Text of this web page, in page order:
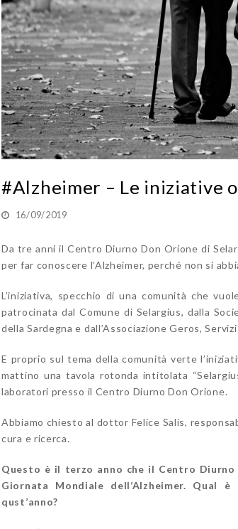
#Alzheimer – Le iniziative
16/09/2019
Da tre anni il Centro Diurno Don Orione di
per far conoscere l’Alzheimer, perché non si
L’iniziativa, specchio di una comunità che
patrocinata dal Comune di Selargius, dalla
della Sardegna e dall’Associazione Geros,
E proprio sul tema della comunità verte
mattino una tavola rotonda intitolata
laboratori presso il Centro Diurno Don Orione.
Abbiamo chiesto al dottor Felice Salis,
cura e ricerca.
Questo è il terzo anno che il Centro
Giornata Mondiale dell’Alzheimer.
qust’anno?